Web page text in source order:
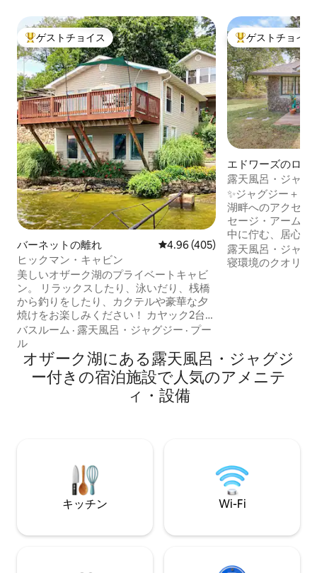
大好評のゲストチョイスです。
ゲストチョイス
バーネットの離れ レビュー405件、5つ星中4.96つ
4.96 (405)
ヒックマン・キャビン
美しいオザーク湖のプライベートキャビ
ン。 リラックスしたり、泳いだり、桟橋
から釣りをしたり、カクテルや豪華な夕
焼けをお楽しみください！ カヤック2台を
レンタルできます。カヤック1台につき20
ドル/日。ご利用の場合は、ご利用時にご
支払いください。 カヤックを操作する際
は、ライフジャケットを着用する必要が
あります。ライフジャケットはドックボ
ックスに入っています。カヤックは日中
オフロードパークに関する情報をお読み
バスルーム · 露天風呂・ジャグジー · プー
ル
大好評のゲスト
ゲストチョイス
エドワーズのログ
露天風呂・ジャグ
カヤック／SUPと
✨ジャグジー＋ゴ
湖畔へのアクセ
セージ・アーム
中に佇む、居心地
の1部屋の石造り
と湖の静かな一面
すか？どのアメ
用いただけるかを
設備のスライドを
露天風呂・ジャグ
寝環境のクオリテ
オザーク湖にある露天風呂・ジャグジ
ー付きの宿泊施設で人気のアメニテ
ィ・設備
キッチン Wi-Fi